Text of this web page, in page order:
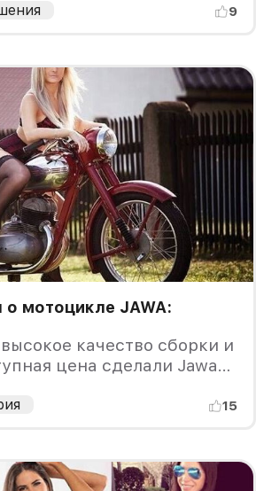
9
мотоцикле JAWA:
качество сборки и
цена сделали Jawa
15